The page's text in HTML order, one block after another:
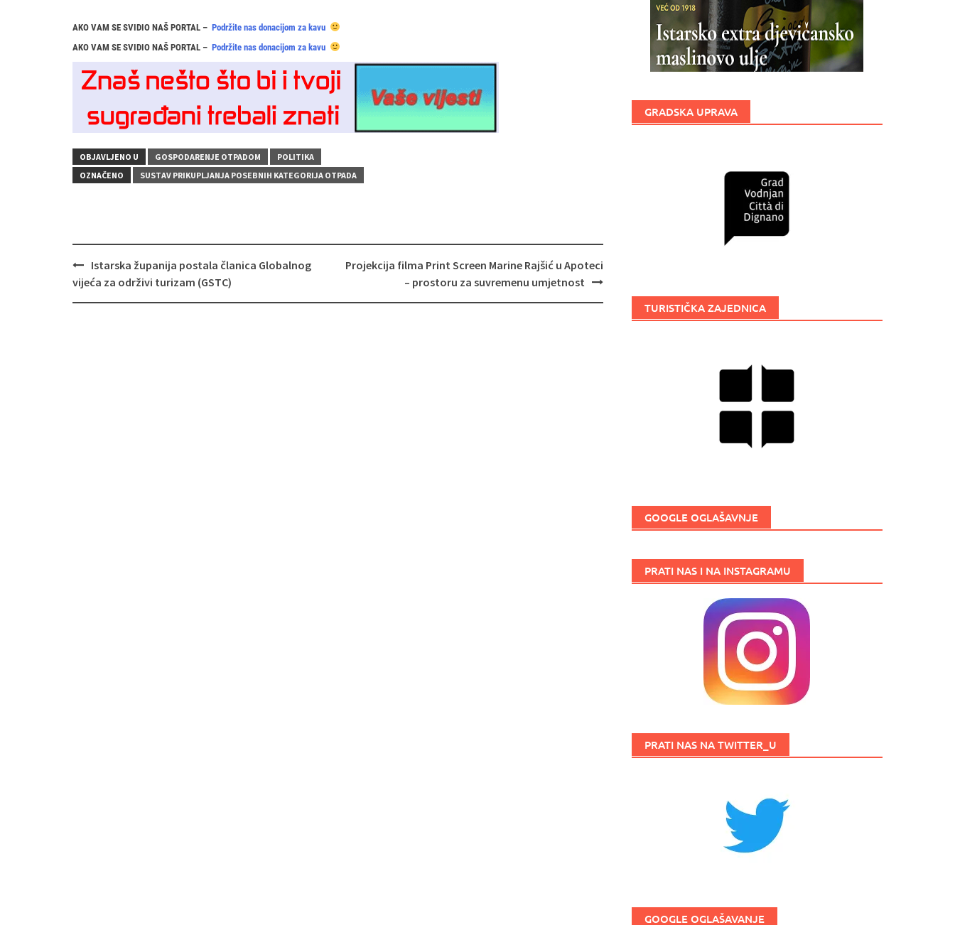
AKO VAM SE SVIDIO NAŠ PORTAL – Podržite nas donacijom za kavu
AKO VAM SE SVIDIO NAŠ PORTAL – Podržite nas donacijom za kavu
OBJAVLJENO U GOSPODARENJE OTPADOM
POLITIKA
OZNAČENO
SUSTAV PRIKUPLJANJA POSEBNIH KATEGORIJA OTPADA
Navigacija
objava
Istarska županija postala članica Globalnog
vijeća za održivi turizam (GSTC)
Projekcija filma Print Screen Marine Rajšić u Apoteci
– prostoru za suvremenu umjetnost
GRADSKA UPRAVA
TURISTIČKA ZAJEDNICA
GOOGLE OGLAŠAVNJE
PRATI NAS I NA INSTAGRAMU
PRATI NAS NA TWITTER_U
GOOGLE OGLAŠAVANJE